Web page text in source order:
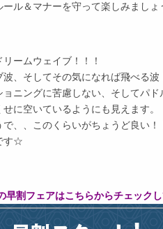
ール＆マナーを守って楽しみまし
ームウェイブ！！！
、そしてその気になれば飛べる波
ョニングに苦慮しない、そしてパ
に空いているようにも見えます。
、、このくらいがちょうど良い！
す☆
早割フェアはこちらからチェックし